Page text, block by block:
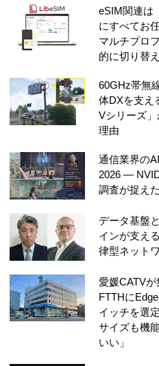
eSIM関連は
にすべてお
マルチプロ
的に切り替え
60GHz帯無
体DXを支え
Vシリーズ
理由
通信業界の
2026 ―
調査が捉え
データ基盤
インが支え
律型ネット
愛媛CATV
FTTHに
イッチを選
サイズも機
いい」